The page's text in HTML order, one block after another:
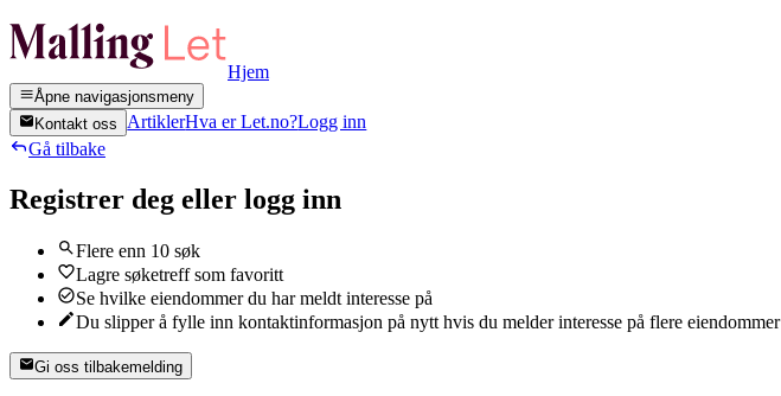
Hjem
Åpne navigasjonsmeny
Kontakt oss
ArtiklerHva er Let.no?Logg inn
Gå tilbake
Registrer deg eller logg inn
Flere enn 10 søk
Lagre søketreff som favoritt
Se hvilke eiendommer du har meldt interesse på
Du slipper å fylle inn kontaktinformasjon på nytt hvis du melder interesse på flere eiendommer
Gi oss tilbakemelding